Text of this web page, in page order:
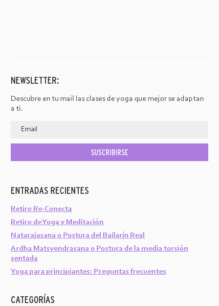
NEWSLETTER:
Descubre en tu mail las clases de yoga que mejor se adaptan
a ti.
ENTRADAS RECIENTES
Retiro Re-Conecta
Retiro de Yoga y Meditación
Natarajasana o Postura del Bailarín Real
Ardha Matsyendrasana o Postura de la media torsión
sentada
Yoga para principiantes: Preguntas frecuentes
CATEGORÍAS